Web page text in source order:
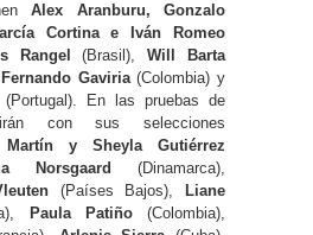
Alex Aranburu, Gonzalo
Cortina
e
Iván Romeo
Rangel (Brasil),Will Barta
Fernando Gaviria(Colombia) y
(Portugal). En las pruebas de
con sus selecciones
Martín y Sheyla Gutiérrez
Norsgaard
(Dinamarca),
(Países Bajos),
Liane
Paula Patiño(Colombia),